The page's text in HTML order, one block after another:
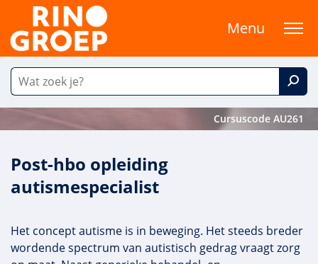
Menu
Cursuscode AU261
Post-hbo opleiding
autismespecialist
Het concept autisme is in beweging. Het steeds breder
wordende spectrum van autistisch gedrag vraagt zorg